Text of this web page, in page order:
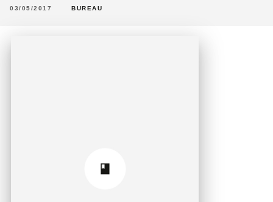
03/05/2017 BUREAU